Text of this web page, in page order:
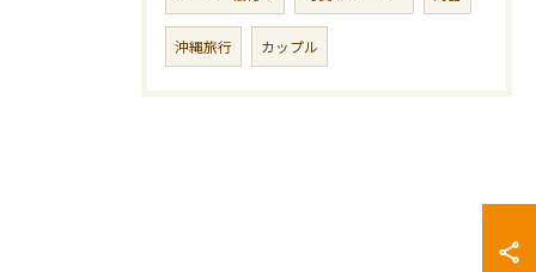
沖縄旅行 カップル